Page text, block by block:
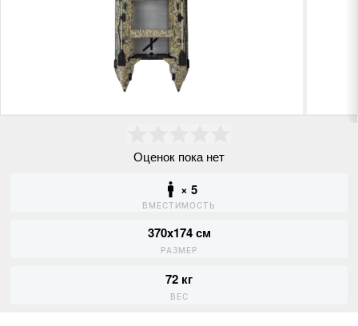
Оценок пока нет
× 5
ВМЕСТИМОСТЬ
370x174 см
РАЗМЕР
72 кг
ВЕС